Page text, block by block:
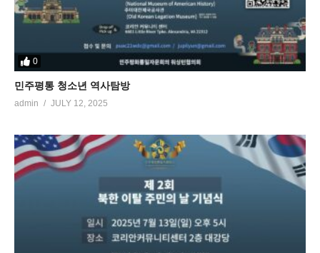
0
민주평통 청소년 역사탐방
admin JULY 12, 2025